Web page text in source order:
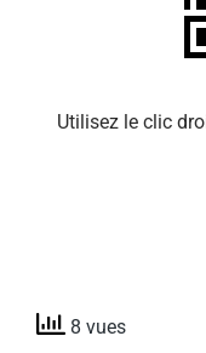
Utilisez le clic
8 vues